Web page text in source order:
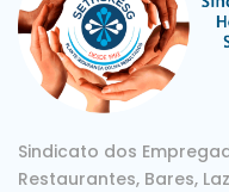
Sindicato dos
Restaurantes, Bares,